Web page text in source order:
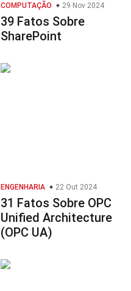
COMPUTAÇÃO 29 Nov 2024
39 Fatos Sobre
SharePoint
ENGENHARIA 22 Out 2024
31 Fatos Sobre OPC
Unified Architecture
(OPC UA)